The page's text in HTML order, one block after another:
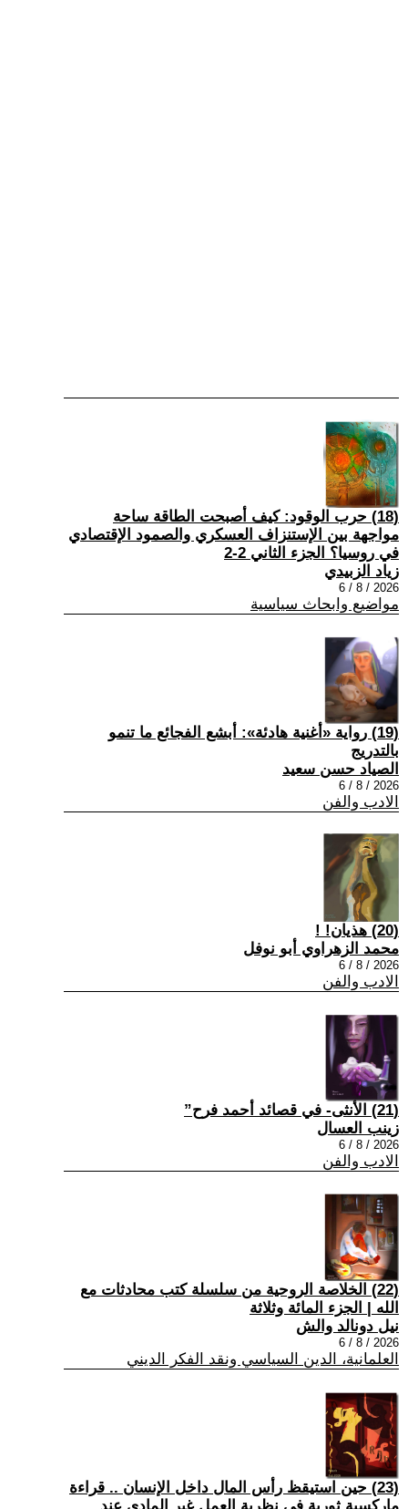
(18) حرب الوقود: كيف أصبحت الطاقة ساحة
مواجهة بين الإستنزاف العسكري والصمود الإقتصادي
في روسيا؟ الجزء الثاني 2-2
زياد الزبيدي
2026 / 8 / 6
مواضيع وابحاث سياسية
(19) رواية «أغنية هادئة»: أبشع الفجائع ما تنمو
بالتدريج
الصياد حسن سعيد
2026 / 8 / 6
الادب والفن
(20) هذيان! !
محمد الزهراوي أبو نوفل
2026 / 8 / 6
الادب والفن
(21) الأنثى- في قصائد أحمد فرح”
زينب العسال
2026 / 8 / 6
الادب والفن
(22) الخلاصة الروحية من سلسلة كتب محادثات مع
الله | الجزء المائة وثلاثة
نيل دونالد والش
2026 / 8 / 6
العلمانية، الدين السياسي ونقد الفكر الديني
(23) حين استيقظ رأس المال داخل الإنسان .. قراءة